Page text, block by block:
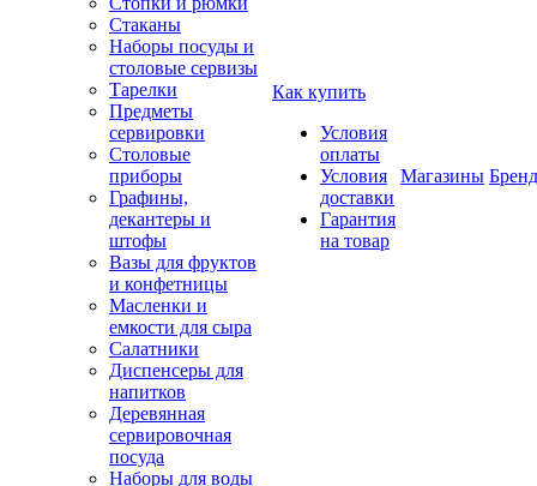
Стаканы
Наборы посуды и
столовые сервизы
Тарелки
Предметы
сервировки
Столовые
приборы
Графины,
декантеры и
штофы
Вазы для фруктов
и конфетницы
Масленки и
емкости для сыра
Салатники
Диспенсеры для
напитков
Деревянная
сервировочная
посуда
Наборы для воды
Как купить
Условия
оплаты
Условия
доставки
Гарантия
на товар
Магазины